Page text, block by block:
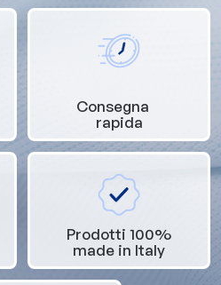
Consegna
rapida
Prodotti 100%
made in Italy